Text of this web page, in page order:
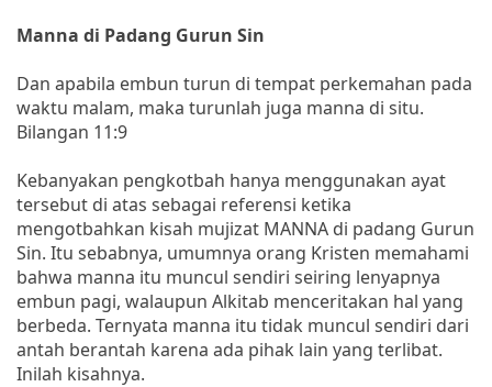
Manna di Padang Gurun Sin
Dan apabila embun turun di tempat perkemahan pada
waktu malam, maka turunlah juga manna di situ.
Bilangan 11:9
Kebanyakan pengkotbah hanya menggunakan ayat
tersebut di atas sebagai referensi ketika
mengotbahkan kisah mujizat MANNA di padang Gurun
Sin. Itu sebabnya, umumnya orang Kristen memahami
bahwa manna itu muncul sendiri seiring lenyapnya
embun pagi, walaupun Alkitab menceritakan hal yang
berbeda. Ternyata manna itu tidak muncul sendiri dari
antah berantah karena ada pihak lain yang terlibat.
Inilah kisahnya.